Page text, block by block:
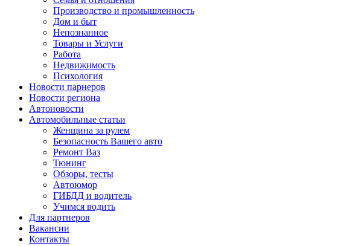
Производство и промышленность
Дом и быт
Непознанное
Товары и Услуги
Работа
Недвижимость
Психология
Новости парнеров
Новости региона
Автоновости
Автомобильные статьи
Женщина за рулем
Безопасность Вашего авто
Ремонт Ваз
Тюнинг
Обзоры, тесты
Автоюмор
ГИБДД и водитель
Учимся водить
Для партнеров
Вакансии
Контакты